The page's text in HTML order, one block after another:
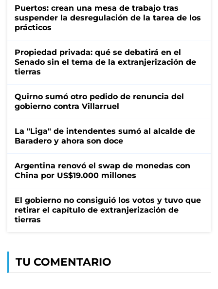
Puertos: crean una mesa de trabajo tras
suspender la desregulación de la tarea de los
prácticos
Propiedad privada: qué se debatirá en el
Senado sin el tema de la extranjerización de
tierras
Quirno sumó otro pedido de renuncia del
gobierno contra Villarruel
La "Liga" de intendentes sumó al alcalde de
Baradero y ahora son doce
Argentina renovó el swap de monedas con
China por US$19.000 millones
El gobierno no consiguió los votos y tuvo que
retirar el capítulo de extranjerización de
tierras
TU COMENTARIO